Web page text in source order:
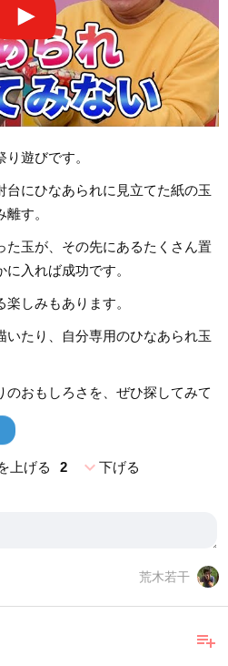
遊びです。
にひなあられに見立てた紙の玉
す。
た玉が、その先にあるたくさん置
入れば成功です。
しみもあります。
いたり、自分専用のひなあられ玉
のおもしろさを、ぜひ探してみて
上げる 2 expand_more下げる
荒木若干
playlist_add